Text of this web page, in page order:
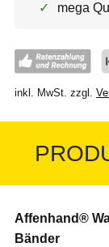
✓
mega
inkl. MwSt. zzgl.
Affenhand®
Bänder